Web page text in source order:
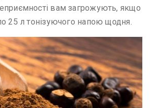
вам загрожують, якщо
25 л тонізуючого напою щодня.